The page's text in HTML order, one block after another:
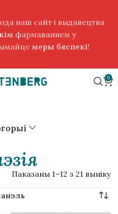
0
Паказаны 1–12 з 21 выніку
наш сайт і выдавецтва
фармаваннем у
меры бяспекі!